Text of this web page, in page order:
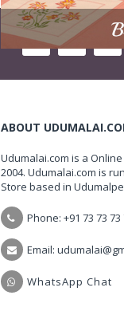
ABOUT
Udumalai.com is a
2004. Udumalai.com is
Store based in
Phone: +91 73 73 73
Email:
WhatsApp Chat